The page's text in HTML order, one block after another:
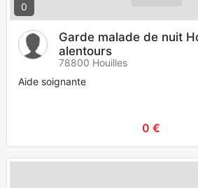
0
Garde malade de nuit
alentours
78800 Houilles
Aide soignante
0 €